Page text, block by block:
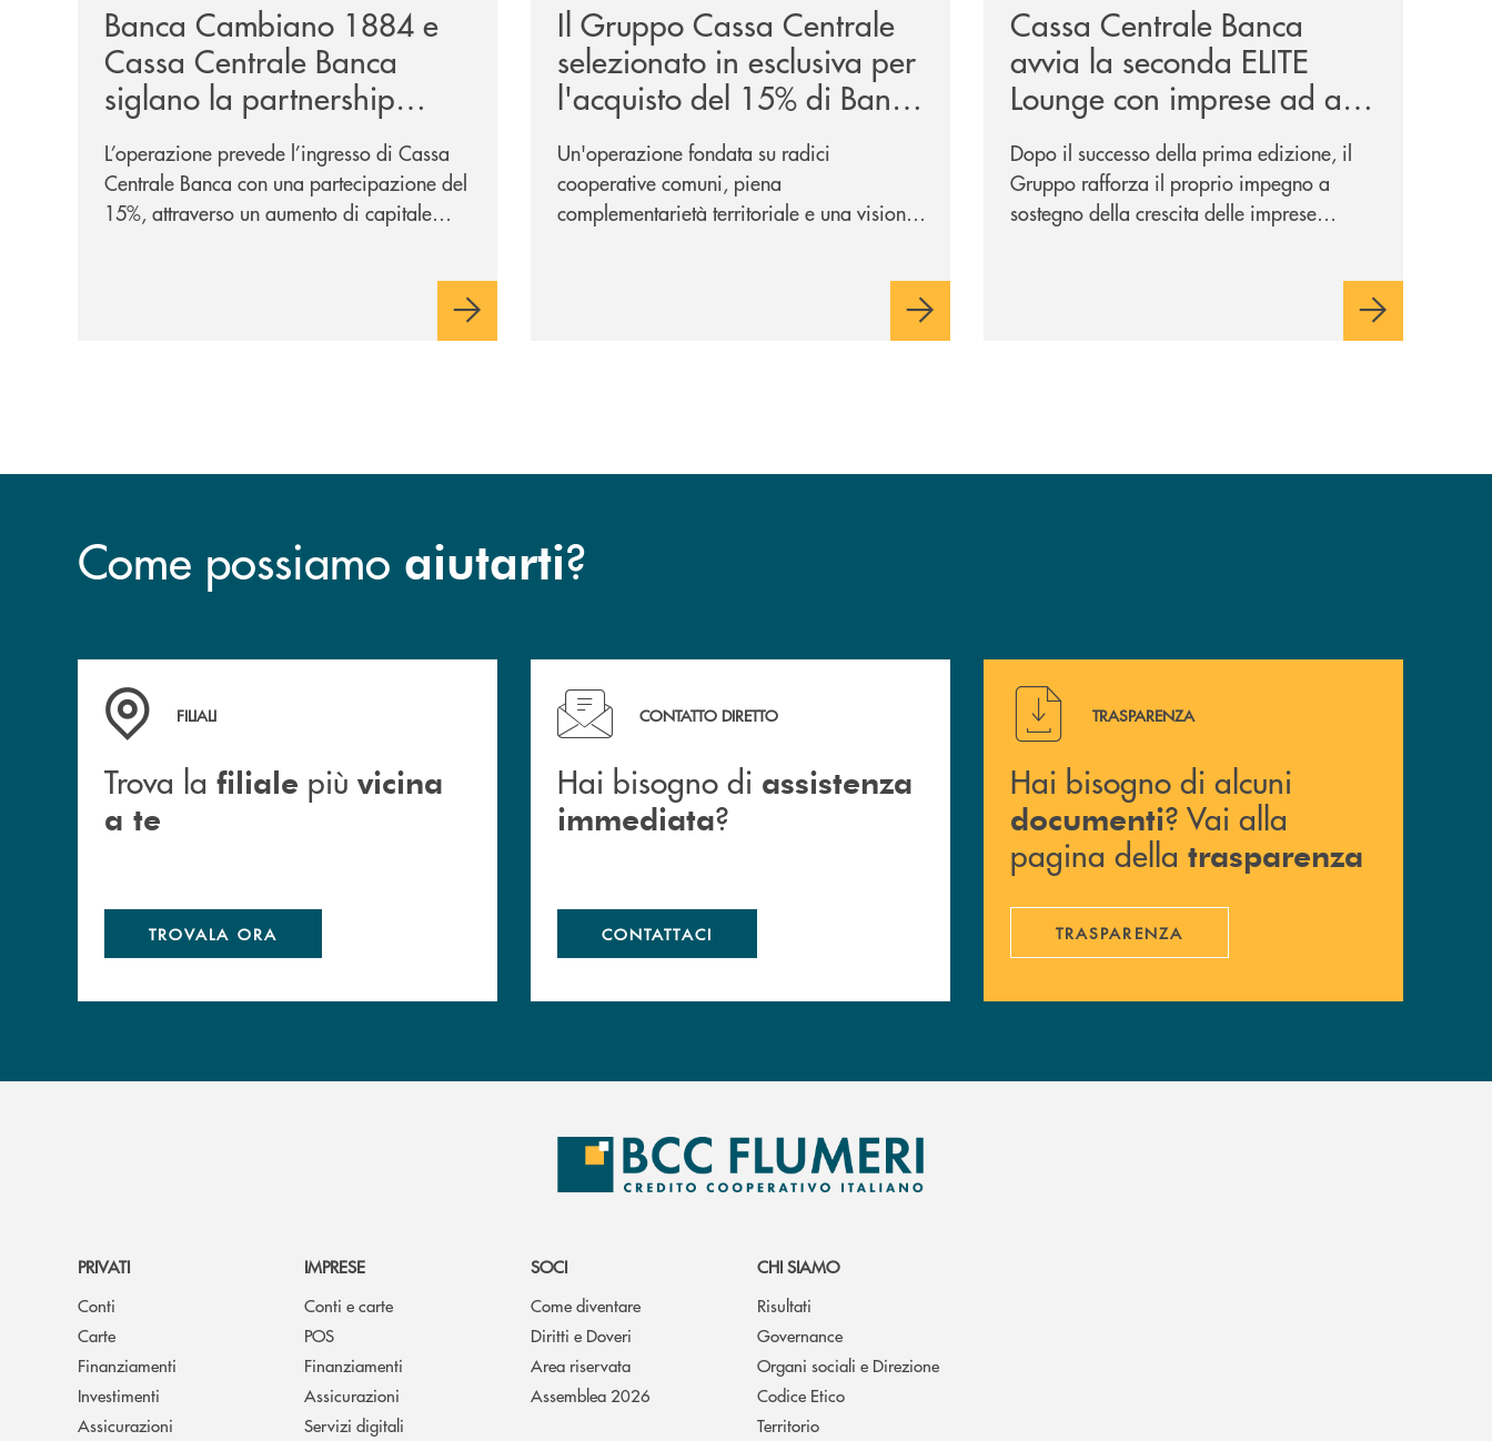
Banca Cambiano 1884 e
Cassa Centrale Banca
siglano la partnership
strategica
L’operazione prevede l’ingresso di Cassa
Centrale Banca con una partecipazione del
15%, attraverso un aumento di capitale
sulla condivisione di valori comuni e sulla
prossimità ai territori, per ampliare l’offerta
Il Gruppo Cassa Centrale
selezionato in esclusiva per
l'acquisto del 15% di Banca
Cambiano 1884
Un'operazione fondata su radici
cooperative comuni, piena
complementarietà territoriale e una visione
Cassa Centrale Banca
avvia la seconda ELITE
Lounge con imprese ad alto
potenziale
Dopo il successo della prima edizione, il
Gruppo rafforza il proprio impegno a
sostegno della crescita delle imprese
Come possiamo aiutarti?
Trova la filiale più vicina a te
FILIALI
Trova la filiale più vicina
a te
TROVALA ORA
Hai bisogno di assistenza immediata ?
CONTATTO DIRETTO
Hai bisogno di assistenza
immediata?
CONTATTACI
Hai bisogno di alcuni documenti ? Vai alla pagina della
TRASPARENZA
Hai bisogno di alcuni
documenti? Vai alla
pagina della trasparenza
TRASPARENZA
PRIVATI
Conti
Carte
Finanziamenti
Investimenti
Assicurazioni
IMPRESE
Conti e carte
POS
Finanziamenti
Assicurazioni
Servizi digitali
SOCI
Come diventare
Diritti e Doveri
Area riservata
Assemblea 2026
CHI SIAMO
Risultati
Governance
Organi sociali e Direzione
Codice Etico
Territorio